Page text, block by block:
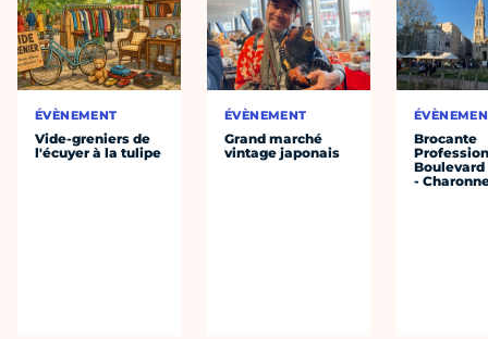
ÉVÈNEMENT
Vide-greniers de
l'écuyer à la tulipe
ÉVÈNEMENT
Grand marché
vintage japonais
Brocante
-